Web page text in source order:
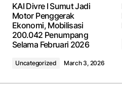
KAI Divre I Sumut Jadi
Motor Penggerak
Ekonomi, Mobilisasi
200.042 Penumpang
Selama Februari 2026
Uncategorized March 3, 2026